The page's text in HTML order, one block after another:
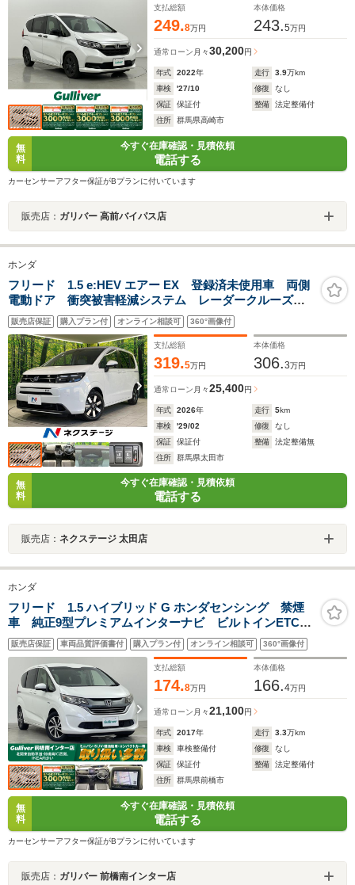
支払総額
249.8万円
本体価格
243.5万円
通常ローン 月々30,200円
年式 2022年 走行 3.9万km
車検
'27/10 修復
なし
保証
保証付 整備
法定整備付
住所
群馬県高崎市
無
料
今すぐ在庫確認・見積依頼
電話する
カーセンサーアフター保証がBプランに付いています
販売店： ガリバー 高前バイパス店
ホンダ
フリード 1.5 e:HEV エアー EX 登録済未使用車 両側
電動ドア 衝突被害軽減システム レーダークルーズ
ハーフレザーシート コーナーセンサー LEDヘッド
純正15インチアルミ オートハイビーム オートライ
ト オートエアコン
販売店保証 購入プラン付 オンライン相談可 360°画像付
支払総額
319.5万円
本体価格
306.3万円
通常ローン 月々25,400円
年式 2026年 走行 5km
車検
'29/02 修復
なし
保証
保証付 整備
法定整備無
住所
群馬県太田市
無
料
今すぐ在庫確認・見積依頼
電話する
販売店： ネクステージ 太田店
ホンダ
フリード 1.5 ハイブリッド G ホンダセンシング 禁煙
車 純正9型プレミアムインターナビ ビルトインETC
ホンダセンシング バックカメラ 前後ドライブレコー
ダー ABS レーダークルーズコントロール レーンキ
ープアシスト 両側パワースライドドア
販売店保証 車両品質評価書付 購入プラン付 オンライン相談可 360°画像付
支払総額
174.8万円
本体価格
166.4万円
通常ローン 月々21,100円
年式 2017年 走行 3.3万km
車検
車検整備付 修復
なし
保証
保証付 整備
法定整備付
住所
群馬県前橋市
無
料
今すぐ在庫確認・見積依頼
電話する
カーセンサーアフター保証がBプランに付いています
販売店： ガリバー 前橋南インター店